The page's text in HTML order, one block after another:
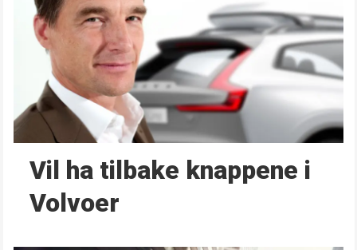
Vil ha tilbake knappene i
Volvoer